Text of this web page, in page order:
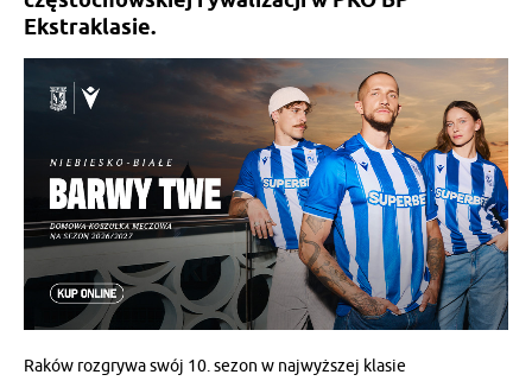
Ekstraklasie.
Raków rozgrywa swój 10. sezon w najwyższej klasie